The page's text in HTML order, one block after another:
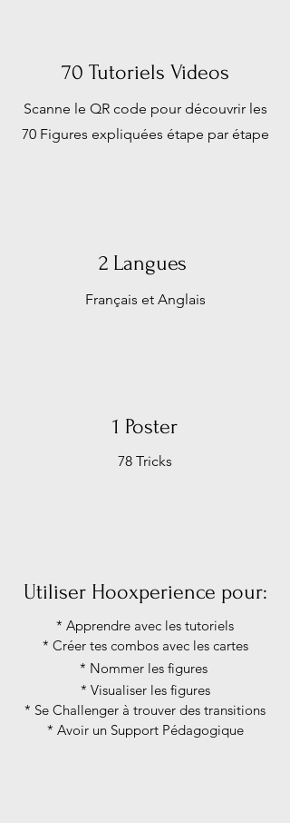
70 Tutoriels Videos
Scanne le QR code pour découvrir les
70 Figures expliquées étape par étape
2 Langues
Français et Anglais
1 Poster
78 Tricks
Utiliser Hooxperience pour:
* Apprendre avec les tutoriels
* Créer tes combos avec les cartes
* Nommer les figures
* Visualiser les figures
* Se Challenger à trouver des transitions
* Avoir un Support Pédagogique